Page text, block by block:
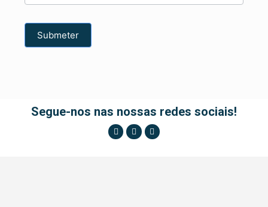
Submeter
Segue-nos nas nossas redes sociais!